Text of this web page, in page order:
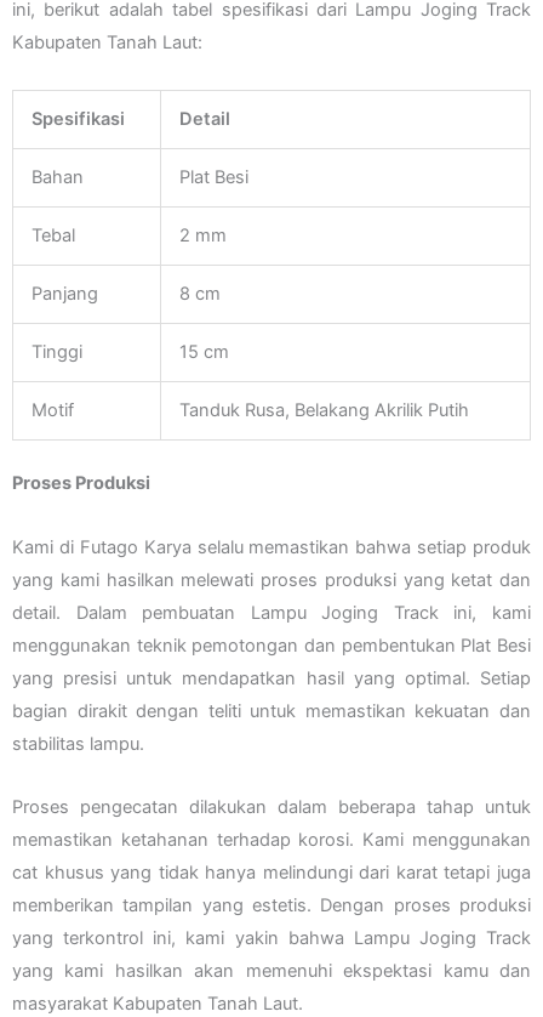
ini, berikut adalah tabel spesifikasi dari Lampu Joging Track
Kabupaten Tanah Laut:
Spesifikasi Detail
Bahan Plat Besi
Tebal 2 mm
Panjang 8 cm
Tinggi 15 cm
Motif Tanduk Rusa, Belakang Akrilik Putih
Proses Produksi
Kami di Futago Karya selalu memastikan bahwa setiap produk
yang kami hasilkan melewati proses produksi yang ketat dan
detail. Dalam pembuatan Lampu Joging Track ini, kami
menggunakan teknik pemotongan dan pembentukan Plat Besi
yang presisi untuk mendapatkan hasil yang optimal. Setiap
bagian dirakit dengan teliti untuk memastikan kekuatan dan
stabilitas lampu.
Proses pengecatan dilakukan dalam beberapa tahap untuk
memastikan ketahanan terhadap korosi. Kami menggunakan
cat khusus yang tidak hanya melindungi dari karat tetapi juga
memberikan tampilan yang estetis. Dengan proses produksi
yang terkontrol ini, kami yakin bahwa Lampu Joging Track
yang kami hasilkan akan memenuhi ekspektasi kamu dan
masyarakat Kabupaten Tanah Laut.